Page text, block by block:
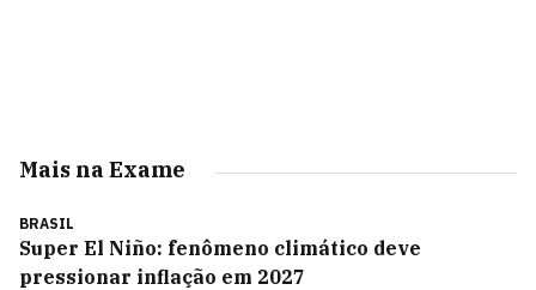
Mais na Exame
BRASIL
Super El Niño: fenômeno climático deve
pressionar inflação em 2027